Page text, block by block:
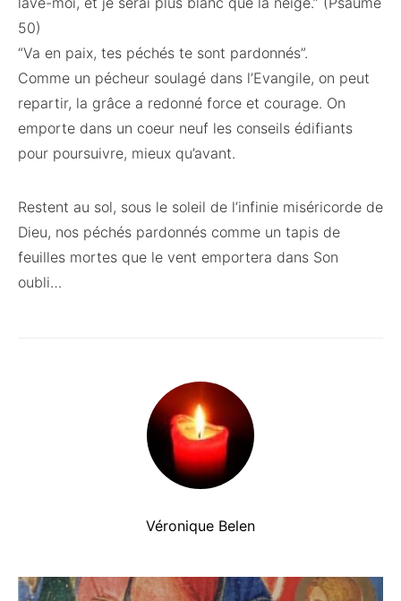
50)
“Va en paix, tes péchés te sont pardonnés”.
Comme un pécheur soulagé dans l’Evangile, on peut
repartir, la grâce a redonné force et courage. On
emporte dans un coeur neuf les conseils édifiants
pour poursuivre, mieux qu’avant.
Restent au sol, sous le soleil de l’infinie miséricorde de
Dieu, nos péchés pardonnés comme un tapis de
feuilles mortes que le vent emportera dans Son
oubli…
Véronique Belen